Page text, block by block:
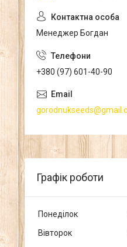
Менеджер Богдан
+380 (97) 601-40-90
Графік роботи
Понеділок
Вівторок